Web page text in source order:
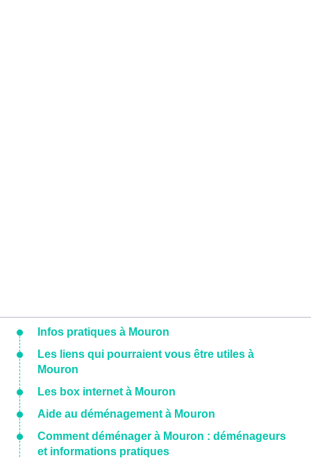
Infos pratiques à Mouron
Les liens qui pourraient vous être utiles à
Mouron
Les box internet à Mouron
Aide au déménagement à Mouron
Comment déménager à Mouron : déménageurs
et informations pratiques